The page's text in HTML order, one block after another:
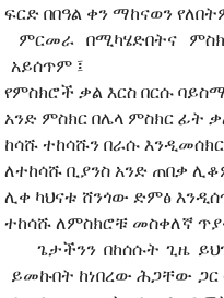
ፍርድ በበዓል ቀን ማከናወን
ምርመራ በሚካሄድበትና
አይሰጥም ፤
የምስክሮች ቃል እርስ በርሱ
አንድ ምስክር በሌላ ምስክር ፊት
ከሳሹ ተከሳሹን በራሱ
ለተከሳሹ ቢያንስ አንድ ጠበቃ
ሊቀ ካህናቱ ሸንጎው ድምፅ
ተከሳሹ ለምስክሮቹ መስቀለኛ
ጌታችንን በከሰሱት ጊዜ
ይመኩበት ከነበረው ሕጋቸው ጋር